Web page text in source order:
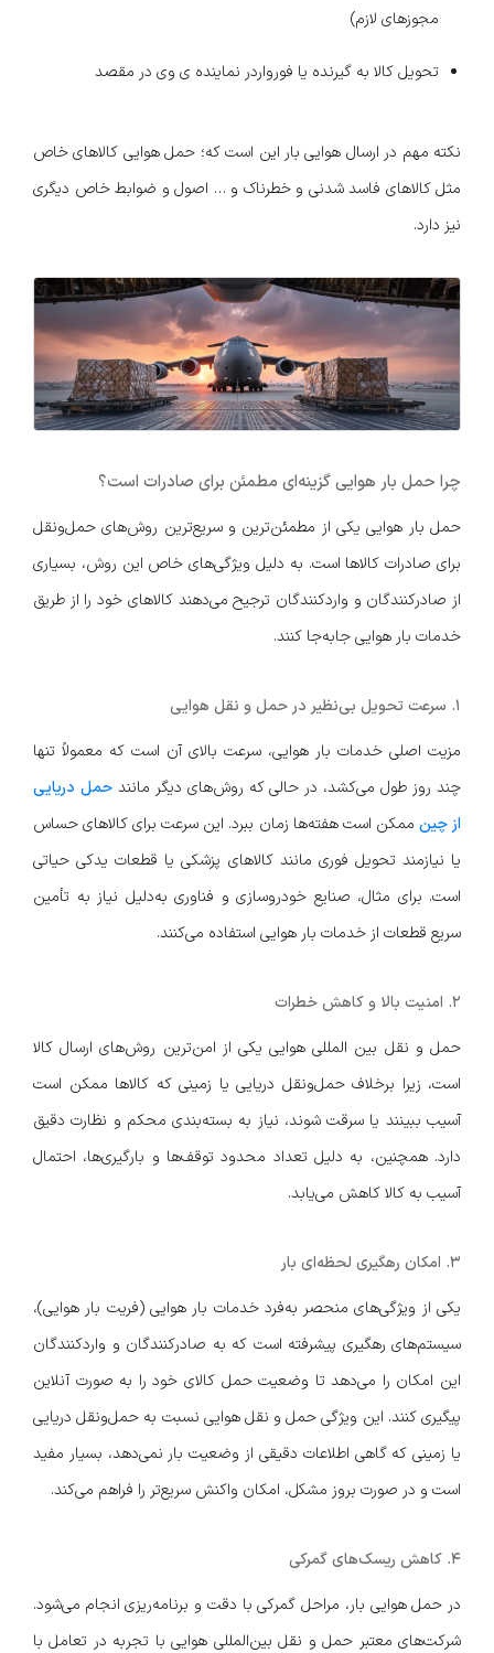
مجوزهای لازم)
تحویل کالا به گیرنده یا فورواردر نماینده ی وی در مقصد
نکته مهم در ارسال هوایی بار این است که؛ حمل هوایی کالاهای خاص
مثل کالاهای فاسد شدنی و خطرناک و … اصول و ضوابط خاص دیگری
نیز دارد.
چرا حمل بار هوایی گزینه‌ای مطمئن برای صادرات است؟
حمل بار هوایی یکی از مطمئن‌ترین و سریع‌ترین روش‌های حمل‌ونقل
برای صادرات کالاها است. به دلیل ویژگی‌های خاص این روش، بسیاری
از صادرکنندگان و واردکنندگان ترجیح می‌دهند کالاهای خود را از طریق
خدمات بار هوایی جابه‌جا کنند.
1. سرعت تحویل بی‌نظیر در حمل و نقل هوایی
مزیت اصلی خدمات بار هوایی، سرعت بالای آن است که معمولاً تنها
چند روز طول می‌کشد، در حالی که روش‌های دیگر مانندحمل دریایی
از چین ممکن است هفته‌ها زمان ببرد. این سرعت برای کالاهای حساس
یا نیازمند تحویل فوری مانند کالاهای پزشکی یا قطعات یدکی حیاتی
است. برای مثال، صنایع خودروسازی و فناوری به‌دلیل نیاز به تأمین
سریع قطعات از خدمات بار هوایی استفاده می‌کنند.
2. امنیت بالا و کاهش خطرات
حمل و نقل بین المللی هوایی یکی از امن‌ترین روش‌های ارسال کالا
است، زیرا برخلاف حمل‌ونقل دریایی یا زمینی که کالاها ممکن است
آسیب ببینند یا سرقت شوند، نیاز به بسته‌بندی محکم و نظارت دقیق
دارد. همچنین، به دلیل تعداد محدود توقف‌ها و بارگیری‌ها، احتمال
آسیب به کالا کاهش می‌یابد.
3. امکان رهگیری لحظه‌ای بار
یکی از ویژگی‌های منحصر به‌فرد خدمات بار هوایی (فریت بار هوایی)،
سیستم‌های رهگیری پیشرفته است که به صادرکنندگان و واردکنندگان
این امکان را می‌دهد تا وضعیت حمل کالای خود را به صورت آنلاین
پیگیری کنند. این ویژگی حمل و نقل هوایی نسبت به حمل‌ونقل دریایی
یا زمینی که گاهی اطلاعات دقیقی از وضعیت بار نمی‌دهد، بسیار مفید
است و در صورت بروز مشکل، امکان واکنش سریع‌تر را فراهم می‌کند.
4. کاهش ریسک‌های گمرکی
در حمل هوایی بار، مراحل گمرکی با دقت و برنامه‌ریزی انجام می‌شود.
شرکت‌های معتبر حمل و نقل بین‌المللی هوایی با تجربه در تعامل با